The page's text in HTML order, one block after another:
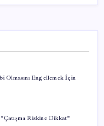
Olmasını Engellemek İçin
Riskine Dikkat”